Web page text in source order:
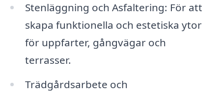
Stenläggning och Asfaltering: För att
skapa funktionella och estetiska ytor
för uppfarter, gångvägar och
terrasser.
Trädgårdsarbete och